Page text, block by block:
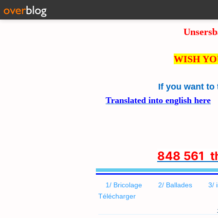
WISH
If you want to
Translated into english here
848 561
1/ Bricolage 2/ Ballades 3/
Télécharger